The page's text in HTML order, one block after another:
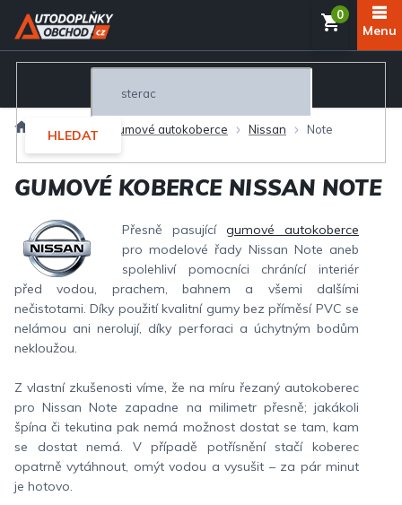
Přejít
obsah
HLEDAT
Interiér Gumové autokoberce Nissan Note
GUMOVÉ KOBERCE NISSAN NOTE
Přesně pasující gumové autokoberce
pro modelové řady Nissan Note aneb
spolehliví pomocníci chránící interiér
před vodou, prachem, bahnem a všemi dalšími
nečistotami. Díky použití kvalitní gumy bez příměsí PVC se
nelámou ani nerolují, díky perforaci a úchytným bodům
nekloužou.
Z vlastní zkušenosti víme, že na míru řezaný autokoberec
pro Nissan Note zapadne na milimetr přesně; jakákoli
špína či tekutina pak nemá možnost dostat se tam, kam
se dostat nemá. V případě potřísnění stačí koberec
opatrně vytáhnout, omýt vodou a vysušit – za pár minut
je hotovo.